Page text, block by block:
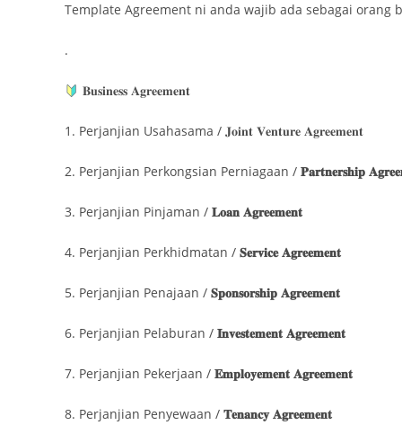
Template Agreement ni anda wajib ada sebagai orang
.
𝐁𝐮𝐬𝐢𝐧𝐞𝐬𝐬 𝐀𝐠𝐫𝐞𝐞𝐦𝐞𝐧𝐭​
1. Perjanjian Usahasama / 𝐉𝐨𝐢𝐧𝐭 𝐕𝐞𝐧𝐭𝐮𝐫𝐞 𝐀𝐠𝐫𝐞𝐞𝐦𝐞𝐧𝐭
2. Perjanjian Perkongsian Perniagaan / 𝐏𝐚𝐫𝐭𝐧𝐞𝐫𝐬𝐡𝐢𝐩
3. Perjanjian Pinjaman / 𝐋𝐨𝐚𝐧 𝐀𝐠𝐫𝐞𝐞𝐦𝐞𝐧𝐭
4. Perjanjian Perkhidmatan / 𝐒𝐞𝐫𝐯𝐢𝐜𝐞 𝐀𝐠𝐫𝐞𝐞𝐦𝐞𝐧𝐭
5. Perjanjian Penajaan / 𝐒𝐩𝐨𝐧𝐬𝐨𝐫𝐬𝐡𝐢𝐩 𝐀𝐠𝐫𝐞𝐞𝐦𝐞𝐧𝐭
6. Perjanjian Pelaburan / 𝐈𝐧𝐯𝐞𝐬𝐭𝐞𝐦𝐞𝐧𝐭 𝐀𝐠𝐫𝐞𝐞𝐦𝐞𝐧𝐭
7. Perjanjian Pekerjaan / 𝐄𝐦𝐩𝐥𝐨𝐲𝐞𝐦𝐞𝐧𝐭 𝐀𝐠𝐫𝐞𝐞𝐦𝐞𝐧𝐭
8. Perjanjian Penyewaan / 𝐓𝐞𝐧𝐚𝐧𝐜𝐲 𝐀𝐠𝐫𝐞𝐞𝐦𝐞𝐧𝐭